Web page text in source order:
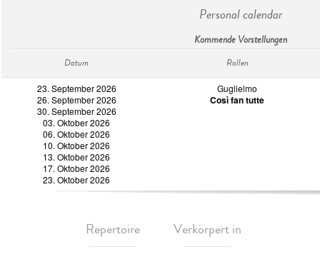
Personal calendar
Kommende Vorstellungen
Datum Rollen
23. September 2026
26. September 2026
30. September 2026
03. Oktober 2026
06. Oktober 2026
10. Oktober 2026
13. Oktober 2026
17. Oktober 2026
23. Oktober 2026
Guglielmo
Così fan tutte
Repertoire Verkörpert in